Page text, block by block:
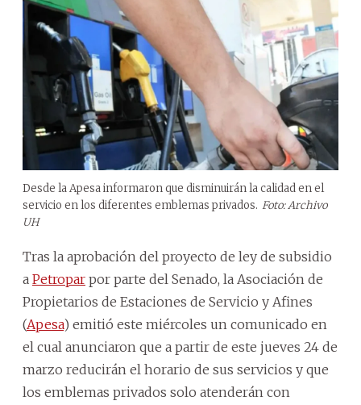
Desde la Apesa informaron que disminuirán la calidad en el
servicio en los diferentes emblemas privados. Foto: Archivo
UH
Tras la aprobación del proyecto de ley de subsidio
a Petropar por parte del Senado, la Asociación de
Propietarios de Estaciones de Servicio y Afines
(Apesa) emitió este miércoles un comunicado en
el cual anunciaron que a partir de este jueves 24 de
marzo reducirán el horario de sus servicios y que
los emblemas privados solo atenderán con